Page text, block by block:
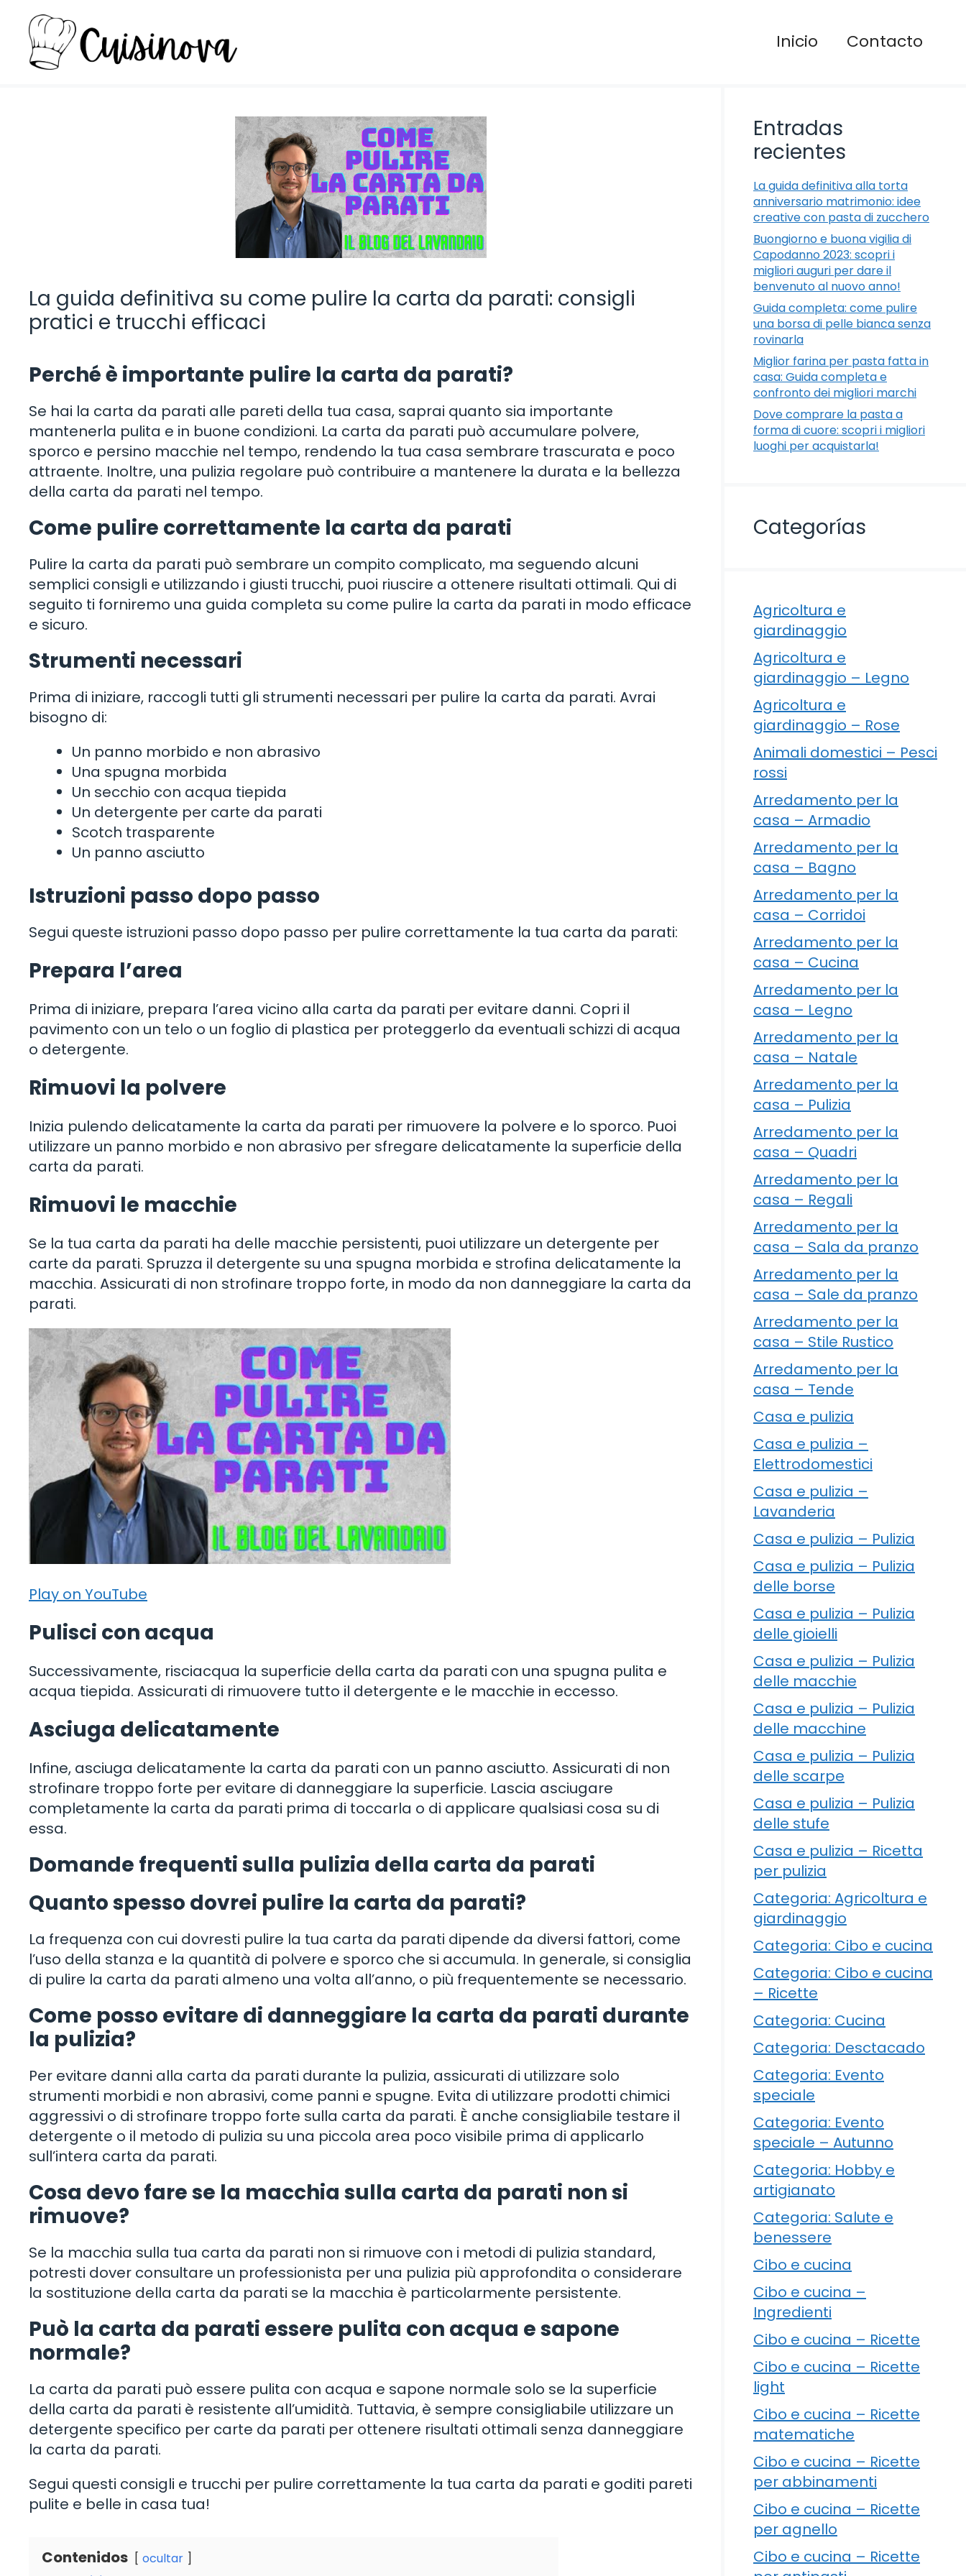
contenuto
Inicio Contacto
La guida definitiva su come pulire la carta da parati: consigli
pratici e trucchi efficaci
Perché è importante pulire la carta da parati?
Se hai la carta da parati alle pareti della tua casa, saprai quanto sia importante
mantenerla pulita e in buone condizioni. La carta da parati può accumulare polvere,
sporco e persino macchie nel tempo, rendendo la tua casa sembrare trascurata e poco
attraente. Inoltre, una pulizia regolare può contribuire a mantenere la durata e la bellezza
della carta da parati nel tempo.
Come pulire correttamente la carta da parati
Pulire la carta da parati può sembrare un compito complicato, ma seguendo alcuni
semplici consigli e utilizzando i giusti trucchi, puoi riuscire a ottenere risultati ottimali. Qui di
seguito ti forniremo una guida completa su come pulire la carta da parati in modo efficace
e sicuro.
Strumenti necessari
Prima di iniziare, raccogli tutti gli strumenti necessari per pulire la carta da parati. Avrai
bisogno di:
Un panno morbido e non abrasivo
Una spugna morbida
Un secchio con acqua tiepida
Un detergente per carte da parati
Scotch trasparente
Un panno asciutto
Istruzioni passo dopo passo
Segui queste istruzioni passo dopo passo per pulire correttamente la tua carta da parati:
Prepara l’area
Prima di iniziare, prepara l’area vicino alla carta da parati per evitare danni. Copri il
pavimento con un telo o un foglio di plastica per proteggerlo da eventuali schizzi di acqua
o detergente.
Rimuovi la polvere
Inizia pulendo delicatamente la carta da parati per rimuovere la polvere e lo sporco. Puoi
utilizzare un panno morbido e non abrasivo per sfregare delicatamente la superficie della
carta da parati.
Rimuovi le macchie
Se la tua carta da parati ha delle macchie persistenti, puoi utilizzare un detergente per
carte da parati. Spruzza il detergente su una spugna morbida e strofina delicatamente la
macchia. Assicurati di non strofinare troppo forte, in modo da non danneggiare la carta da
parati.
Play on YouTube
Pulisci con acqua
Successivamente, risciacqua la superficie della carta da parati con una spugna pulita e
acqua tiepida. Assicurati di rimuovere tutto il detergente e le macchie in eccesso.
Asciuga delicatamente
Infine, asciuga delicatamente la carta da parati con un panno asciutto. Assicurati di non
strofinare troppo forte per evitare di danneggiare la superficie. Lascia asciugare
completamente la carta da parati prima di toccarla o di applicare qualsiasi cosa su di
essa.
Domande frequenti sulla pulizia della carta da parati
Quanto spesso dovrei pulire la carta da parati?
La frequenza con cui dovresti pulire la tua carta da parati dipende da diversi fattori, come
l’uso della stanza e la quantità di polvere e sporco che si accumula. In generale, si consiglia
di pulire la carta da parati almeno una volta all’anno, o più frequentemente se necessario.
Come posso evitare di danneggiare la carta da parati durante
la pulizia?
Per evitare danni alla carta da parati durante la pulizia, assicurati di utilizzare solo
strumenti morbidi e non abrasivi, come panni e spugne. Evita di utilizzare prodotti chimici
aggressivi o di strofinare troppo forte sulla carta da parati. È anche consigliabile testare il
detergente o il metodo di pulizia su una piccola area poco visibile prima di applicarlo
sull’intera carta da parati.
Cosa devo fare se la macchia sulla carta da parati non si
rimuove?
Se la macchia sulla tua carta da parati non si rimuove con i metodi di pulizia standard,
potresti dover consultare un professionista per una pulizia più approfondita o considerare
la sostituzione della carta da parati se la macchia è particolarmente persistente.
Può la carta da parati essere pulita con acqua e sapone
normale?
La carta da parati può essere pulita con acqua e sapone normale solo se la superficie
della carta da parati è resistente all’umidità. Tuttavia, è sempre consigliabile utilizzare un
detergente specifico per carte da parati per ottenere risultati ottimali senza danneggiare
la carta da parati.
Segui questi consigli e trucchi per pulire correttamente la tua carta da parati e goditi pareti
pulite e belle in casa tua!
Contenidos ocultar
Entradas
recientes
La guida definitiva alla torta
anniversario matrimonio: idee
creative con pasta di zucchero
Buongiorno e buona vigilia di
Capodanno 2023: scopri i
migliori auguri per dare il
benvenuto al nuovo anno!
Guida completa: come pulire
una borsa di pelle bianca senza
rovinarla
Miglior farina per pasta fatta in
casa: Guida completa e
confronto dei migliori marchi
Dove comprare la pasta a
forma di cuore: scopri i migliori
luoghi per acquistarla!
Categorías
Agricoltura e
giardinaggio
Agricoltura e
giardinaggio – Legno
Agricoltura e
giardinaggio – Rose
Animali domestici – Pesci
rossi
Arredamento per la
casa – Armadio
Arredamento per la
casa – Bagno
Arredamento per la
casa – Corridoi
Arredamento per la
casa – Cucina
Arredamento per la
casa – Legno
Arredamento per la
casa – Natale
Arredamento per la
casa – Pulizia
Arredamento per la
casa – Quadri
Arredamento per la
casa – Regali
Arredamento per la
casa – Sala da pranzo
Arredamento per la
casa – Sale da pranzo
Arredamento per la
casa – Stile Rustico
Arredamento per la
casa – Tende
Casa e pulizia
Casa e pulizia –
Elettrodomestici
Casa e pulizia –
Lavanderia
Casa e pulizia – Pulizia
Casa e pulizia – Pulizia
delle borse
Casa e pulizia – Pulizia
delle gioielli
Casa e pulizia – Pulizia
delle macchie
Casa e pulizia – Pulizia
delle macchine
Casa e pulizia – Pulizia
delle scarpe
Casa e pulizia – Pulizia
delle stufe
Casa e pulizia – Ricetta
per pulizia
Categoria: Agricoltura e
giardinaggio
Categoria: Cibo e cucina
Categoria: Cibo e cucina
– Ricette
Categoria: Cucina
Categoria: Desctacado
Categoria: Evento
speciale
Categoria: Evento
speciale – Autunno
Categoria: Hobby e
artigianato
Categoria: Salute e
benessere
Cibo e cucina
Cibo e cucina –
Ingredienti
Cibo e cucina – Ricette
Cibo e cucina – Ricette
light
Cibo e cucina – Ricette
matematiche
Cibo e cucina – Ricette
per abbinamenti
Cibo e cucina – Ricette
per agnello
Cibo e cucina – Ricette